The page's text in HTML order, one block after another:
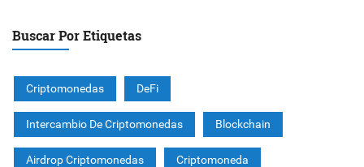
Buscar Por Etiquetas
Criptomonedas DeFi
Intercambio De Criptomonedas Blockchain
Airdrop Criptomonedas Criptomoneda